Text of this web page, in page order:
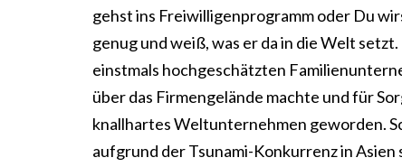
gehst ins Freiwilligenprogramm oder Du
genug und weiß, was er da in die Welt
einstmals hochgeschätzten
über das Firmengelände machte und für
knallhartes Weltunternehmen geworden.
aufgrund der Tsunami-Konkurrenz in